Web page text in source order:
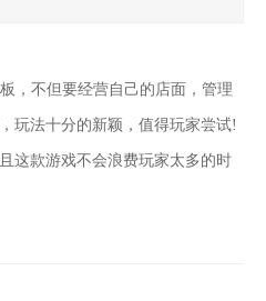
，不但要经营自己的店面，管理
玩法十分的新颖，值得玩家尝试!
这款游戏不会浪费玩家太多的时